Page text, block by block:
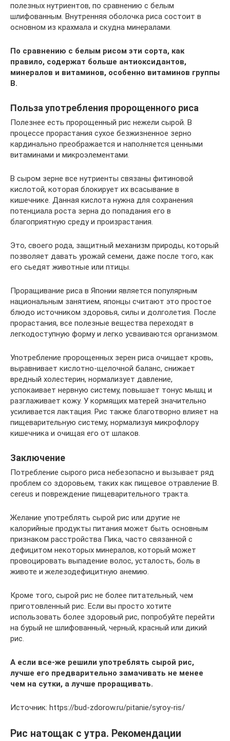
полезных нутриентов, по сравнению с белым
шлифованным. Внутренняя оболочка риса состоит в
основном из крахмала и скудна минералами.
По сравнению с белым рисом эти сорта, как
правило, содержат больше антиоксидантов,
минералов и витаминов, особенно витаминов группы
В.
Польза употребления пророщенного риса
Полезнее есть пророщенный рис нежели сырой. В
процессе прорастания сухое безжизненное зерно
кардинально преображается и наполняется ценными
витаминами и микроэлементами.
В сыром зерне все нутриенты связаны фитиновой
кислотой, которая блокирует их всасывание в
кишечнике. Данная кислота нужна для сохранения
потенциала роста зерна до попадания его в
благоприятную среду и произрастания.
Это, своего рода, защитный механизм природы, который
позволяет давать урожай семени, даже после того, как
его сьедят животные или птицы.
Проращивание риса в Японии является популярным
национальным занятием, японцы считают это простое
блюдо источником здоровья, силы и долголетия. После
прорастания, все полезные вещества переходят в
легкодоступную форму и легко усваиваются организмом.
Употребление пророщенных зерен риса очищает кровь,
выравнивает кислотно-щелочной баланс, снижает
вредный холестерин, нормализует давление,
успокаивает нервную систему, повышает тонус мышц и
разглаживает кожу. У кормящих матерей значительно
усиливается лактация. Рис также благотворно влияет на
пищеварительную систему, нормализуя микрофлору
кишечника и очищая его от шлаков.
Заключение
Потребление сырого риса небезопасно и вызывает ряд
проблем со здоровьем, таких как пищевое отравление B.
cereus и повреждение пищеварительного тракта.
Желание употреблять сырой рис или другие не
калорийные продукты питания может быть основным
признаком расстройства Пика, часто связанной с
дефицитом некоторых минералов, который может
провоцировать выпадение волос, усталость, боль в
животе и железодефицитную анемию.
Кроме того, сырой рис не более питательный, чем
приготовленный рис. Если вы просто хотите
использовать более здоровый рис, попробуйте перейти
на бурый не шлифованный, черный, красный или дикий
рис.
А если все-же решили употреблять сырой рис,
лучше его предварительно замачивать не менее
чем на сутки, а лучше проращивать.
Источник: https://bud-zdorow.ru/pitanie/syroy-ris/
Рис натощак с утра. Рекомендации